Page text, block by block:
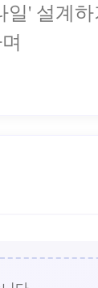
일' 설계